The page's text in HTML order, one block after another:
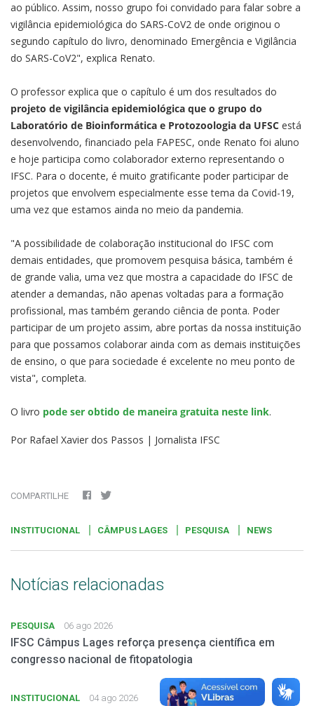
ao público. Assim, nosso grupo foi convidado para falar sobre a
vigilância epidemiológica do SARS-CoV2 de onde originou o
segundo capítulo do livro, denominado Emergência e Vigilância
do SARS-CoV2", explica Renato.
O professor explica que o capítulo é um dos resultados do
projeto de vigilância epidemiológica que o grupo do
Laboratório de Bioinformática e Protozoologia da UFSC está
desenvolvendo, financiado pela FAPESC, onde Renato foi aluno
e hoje participa como colaborador externo representando o
IFSC. Para o docente, é muito gratificante poder participar de
projetos que envolvem especialmente esse tema da Covid-19,
uma vez que estamos ainda no meio da pandemia.
"A possibilidade de colaboração institucional do IFSC com
demais entidades, que promovem pesquisa básica, também é
de grande valia, uma vez que mostra a capacidade do IFSC de
atender a demandas, não apenas voltadas para a formação
profissional, mas também gerando ciência de ponta. Poder
participar de um projeto assim, abre portas da nossa instituição
para que possamos colaborar ainda com as demais instituições
de ensino, o que para sociedade é excelente no meu ponto de
vista", completa.
O livro pode ser obtido de maneira gratuita neste link.
Por Rafael Xavier dos Passos | Jornalista IFSC
COMPARTILHE
INSTITUCIONAL CÂMPUS LAGES PESQUISA NEWS
Notícias relacionadas
PESQUISA 06 ago 2026
IFSC Câmpus Lages reforça presença científica em
congresso nacional de fitopatologia
INSTITUCIONAL 04 ago 2026